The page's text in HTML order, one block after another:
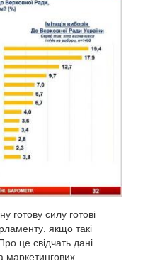
готову силу готові
якщо такі
це свідчать дані
маркетингових